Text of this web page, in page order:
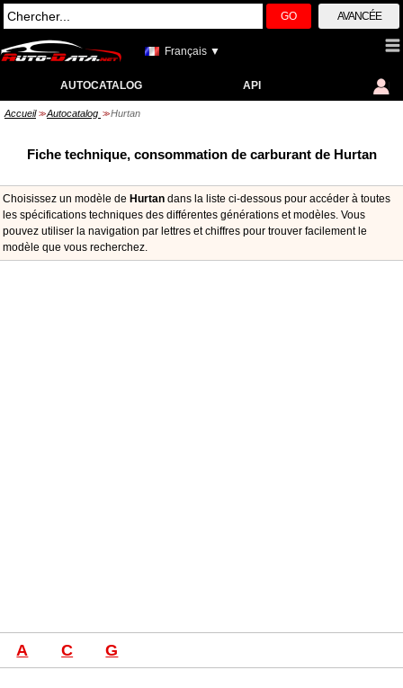
GO AVANCÉE
Français ▼
AUTOCATALOG API
Accueil >> Autocatalog >> Hurtan
Fiche technique, consommation de carburant de Hurtan
Choisissez un modèle de Hurtan dans la liste ci-dessous pour accéder à toutes
les spécifications techniques des différentes générations et modèles. Vous
pouvez utiliser la navigation par lettres et chiffres pour trouver facilement le
modèle que vous recherchez.
A C G